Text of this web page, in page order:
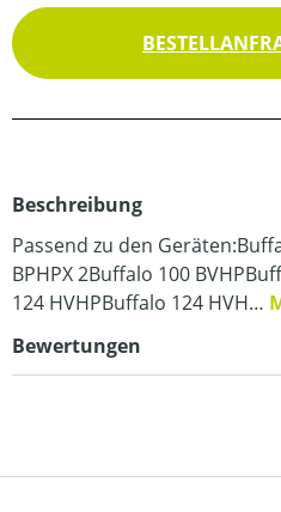
Beschreibung
Passend zu den
BPHPX 2Buffalo 100
124 HVHPBuffalo 124 HVH…
Bewertungen